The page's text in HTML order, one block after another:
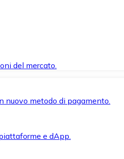
del mercato.
nuovo metodo di pagamento.
e dApp.